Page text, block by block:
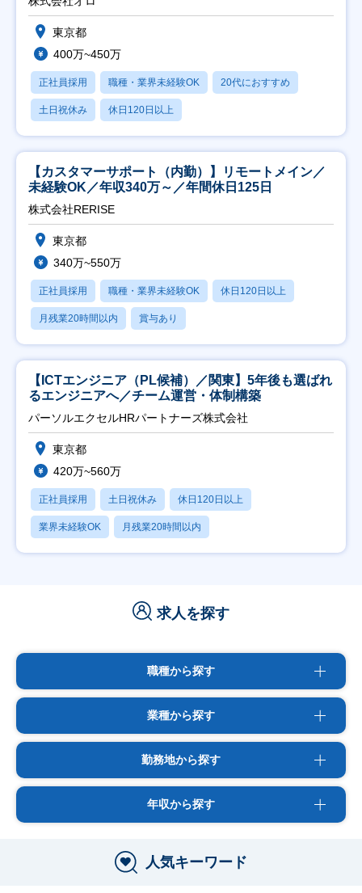
東京都
400万~450万
正社員採用 職種・業界未経験OK 20代におすすめ
土日祝休み 休日120日以上
【カスタマーサポート（内勤）】リモートメイン／
未経験OK／年収340万～／年間休日125日
株式会社RERISE
東京都
340万~550万
正社員採用 職種・業界未経験OK 休日120日以上
月残業20時間以内 賞与あり
【ICTエンジニア（PL候補）／関東】5年後も選ばれ
るエンジニアへ／チーム運営・体制構築
パーソルエクセルHRパートナーズ株式会社
東京都
420万~560万
正社員採用 土日祝休み 休日120日以上
業界未経験OK 月残業20時間以内
求人を探す
職種から探す
業種から探す
勤務地から探す
年収から探す
人気キーワード